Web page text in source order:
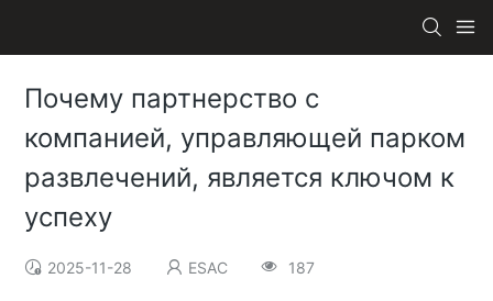
Почему партнерство с
компанией, управляющей парком
развлечений, является ключом к
успеху
2025-11-28 ESAC 187